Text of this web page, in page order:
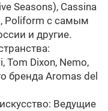
Seasons), Cassina
Poliform с самым
и другие.
Tom Dixon, Nemo,
бренда Aromas del
Ведущие